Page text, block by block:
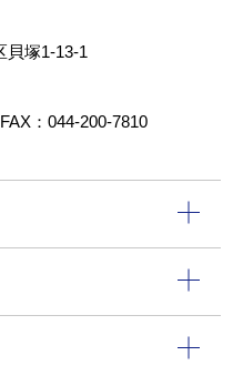
貝塚1-13-1
：044-200-7810